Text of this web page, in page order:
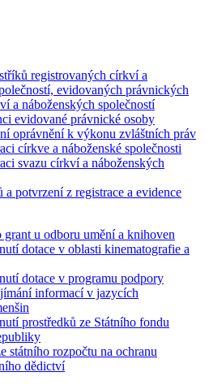
registrovaných církví a
evidovaných právnických
a náboženských společností
evidované právnické osoby
oprávnění k výkonu zvláštních práv
církve a náboženské společnosti
svazu církví a náboženských
potvrzení z registrace a evidence
grant u odboru umění a knihoven
dotace v oblasti kinematografie a
dotace v programu podpory
informací v jazycích
prostředků ze Státního fondu
státního rozpočtu na ochranu
dědictví